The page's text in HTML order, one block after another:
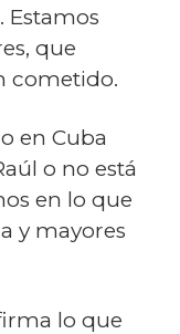
Estamos
que
cometido.
en Cuba
o no está
en lo que
y mayores
lo que